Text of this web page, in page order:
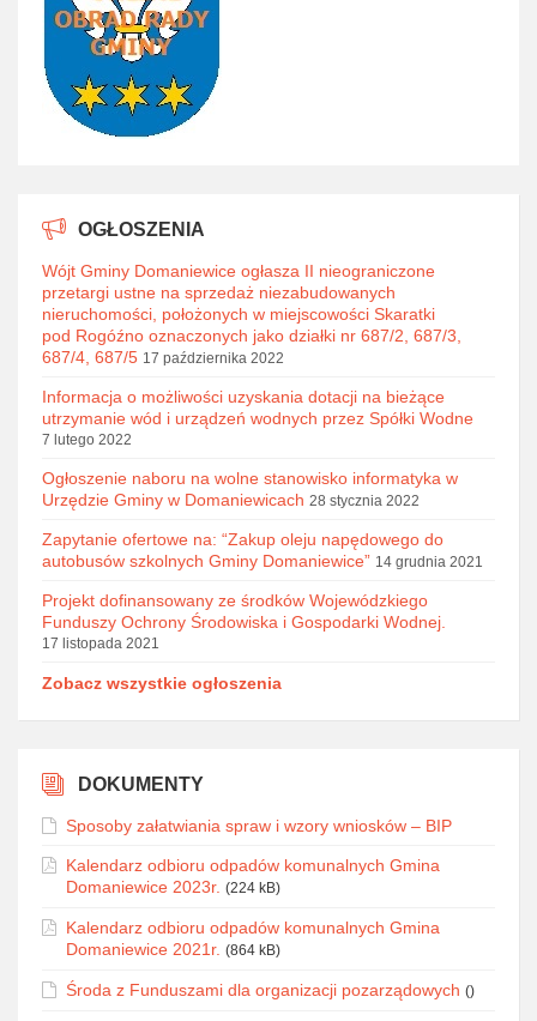
OGŁOSZENIA
Wójt Gminy Domaniewice ogłasza II nieograniczone
przetargi ustne na sprzedaż niezabudowanych
nieruchomości, położonych w miejscowości Skaratki
pod Rogóźno oznaczonych jako działki nr 687/2, 687/3,
687/4, 687/5 17 października 2022
Informacja o możliwości uzyskania dotacji na bieżące
utrzymanie wód i urządzeń wodnych przez Spółki Wodne
7 lutego 2022
Ogłoszenie naboru na wolne stanowisko informatyka w
Urzędzie Gminy w Domaniewicach 28 stycznia 2022
Zapytanie ofertowe na: “Zakup oleju napędowego do
autobusów szkolnych Gminy Domaniewice” 14 grudnia 2021
Projekt dofinansowany ze środków Wojewódzkiego
Funduszy Ochrony Środowiska i Gospodarki Wodnej.
17 listopada 2021
Zobacz wszystkie ogłoszenia
DOKUMENTY
Sposoby załatwiania spraw i wzory wniosków – BIP
Kalendarz odbioru odpadów komunalnych Gmina
Domaniewice 2023r. (224 kB)
Kalendarz odbioru odpadów komunalnych Gmina
Domaniewice 2021r. (864 kB)
Środa z Funduszami dla organizacji pozarządowych ()